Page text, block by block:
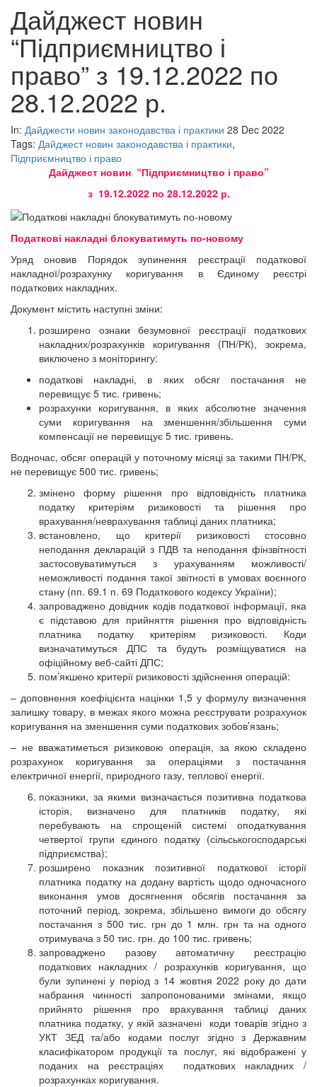
Дайджест новин
“Підприємництво і
право” з 19.12.2022 по
28.12.2022 р.
In: Дайджести новин законодавства і практики 28 Dec 2022
Tags: Дайджест новин законодавства і практики,
Підприємництво і право
Дайджест новин “Підприємництво і право”
з 19.12.2022 по 28.12.2022 р.
Податкові накладні блокуватимуть по-новому
Уряд оновив Порядок зупинення реєстрації податкової
накладної/розрахунку коригування в Єдиному реєстрі
податкових накладних.
Документ містить наступні зміни:
розширено ознаки безумовної реєстрації податкових
накладних/розрахунків коригування (ПН/РК), зокрема,
виключено з моніторингу:
податкові накладні, в яких обсяг постачання не
перевищує 5 тис. гривень;
розрахунки коригування, в яких абсолютне значення
суми коригування на зменшення/збільшення суми
компенсації не перевищує 5 тис. гривень.
Водночас, обсяг операцій у поточному місяці за такими ПН/РК,
не перевищує 500 тис. гривень;
змінено форму рішення про відповідність платника
податку критеріям ризиковості та рішення про
врахування/неврахування таблиці даних платника;
встановлено, що критерії ризиковості стосовно
неподання декларацій з ПДВ та неподання фінзвітності
застосовуватимуться з урахуванням можливості/
неможливості подання такої звітності в умовах воєнного
стану (пп. 69.1 п. 69 Податкового кодексу України);
запроваджено довідник кодів податкової інформації, яка
є підставою для прийняття рішення про відповідність
платника податку критеріям ризиковості. Коди
визначатимуться ДПС та будуть розміщуватися на
офіційному веб-сайті ДПС;
пом’якшено критерії ризиковості здійснення операцій:
– доповнення коефіцієнта націнки 1,5 у формулу визначення
залишку товару, в межах якого можна реєструвати розрахунок
коригування на зменшення суми податкових зобов’язань;
– не вважатиметься ризиковою операція, за якою складено
розрахунок коригування за операціями з постачання
електричної енергії, природного газу, теплової енергії.
показники, за якими визначається позитивна податкова
історія, визначено для платників податку, які
перебувають на спрощеній системі оподаткування
четвертої групи єдиного податку (сільськогосподарські
підприємства);
розширено показник позитивної податкової історії
платника податку на додану вартість щодо одночасного
виконання умов досягнення обсягів постачання за
поточний період, зокрема, збільшено вимоги до обсягу
постачання з 500 тис. грн до 1 млн. грн та на одного
отримувача з 50 тис. грн. до 100 тис. гривень;
запроваджено разову автоматичну реєстрацію
податкових накладних / розрахунків коригування, що
були зупинені у період з 14 жовтня 2022 року до дати
набрання чинності запропонованими змінами, якщо
прийнято рішення про врахування таблиці даних
платника податку, у якій зазначені коди товарів згідно з
УКТ ЗЕД та/або кодами послуг згідно з Державним
класифікатором продукції та послуг, які відображені у
поданих на реєстраціях податкових накладних /
розрахунках коригування.